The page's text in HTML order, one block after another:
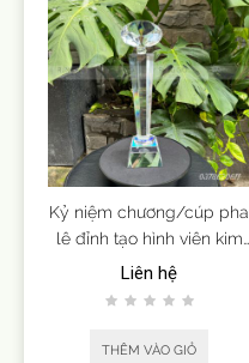
Kỷ niệm chương/cúp pha
lê đỉnh tạo hình viên kim
cương
Liên hệ
THÊM VÀO GIỎ